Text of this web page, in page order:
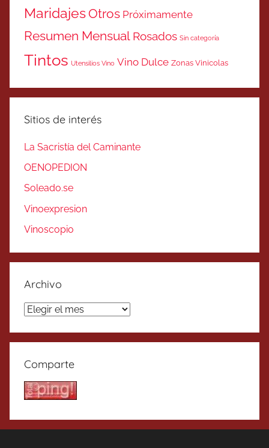
MaridajesOtros Próximamente
Resumen Mensual Rosados Sin categoría
Tintos Utensilios Vino Vino Dulce Zonas Vinicolas
Sitios de interés
La Sacristía del Caminante
OENOPEDION
Soleado.se
Vinoexpresion
Vinoscopio
Archivo
Archivo
Comparte